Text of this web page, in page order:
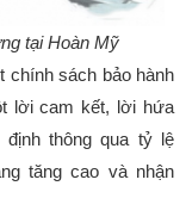
tại Hoàn Mỹ
chính sách bảo hành
lời cam kết, lời hứa
thông qua tỷ lệ
tăng cao và nhận